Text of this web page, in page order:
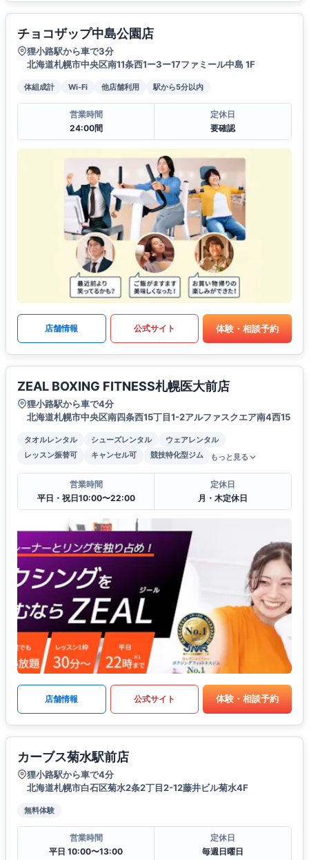
チョコザップ中島公園店
狸小路駅から車で3分
北海道札幌市中央区南11条西1ー3ー17ファミール中島 1F
体組成計 Wi-Fi 他店舗利用 駅から5分以内
営業時間
24:00間
定休日
要確認
店舗情報 公式サイト 体験・相談予約
ZEAL BOXING FITNESS札幌医大前店
狸小路駅から車で4分
北海道札幌市中央区南四条西15丁目1-2アルファスクエア南4西15
タオルレンタル シューズレンタル
ウェアレンタル
レッスン振替可
キャンセル可 競技特化型ジム もっと見る
営業時間
平日・祝日10:00〜22:00
定休日
月・木定休日
店舗情報 公式サイト 体験・相談予約
カーブス菊水駅前店
狸小路駅から車で4分
北海道札幌市白石区菊水2条2丁目2-12藤井ビル菊水4F
無料体験
営業時間
平日 10:00〜13:00
定休日
毎週日曜日